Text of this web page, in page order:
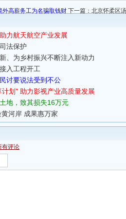
外高薪务工为名骗取钱财 下一篇： 北京怀柔区
力航天航空产业发展
法保护
、为乡村振兴不断注入新动力
入工程开工
讨要说法受到不公
划” 助力影视产业高质量发展
地，致其损失16万元
河岸 成果惠万家
有评论